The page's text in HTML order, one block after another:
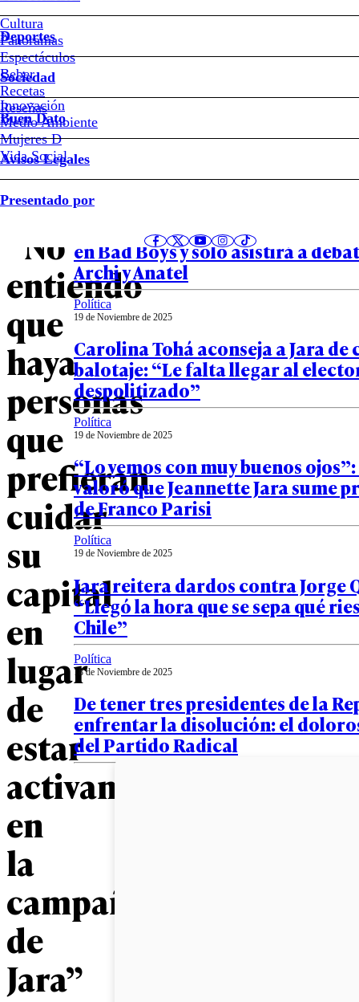
Cultura
Panoramas
Espectáculos
Beber
Recetas
Reseñas
Deportes
Sociedad
Innovación
Medio Ambiente
Mujeres D
Vida Social
Buen Dato
Avisos Legales
Presentado por
Paulina
Vodanovic,
presidenta
del
PS:
“No
entiendo
que
haya
personas
que
prefieran
cuidar
su
capital
en
lugar
de
estar
activamente
en
la
campaña
de
Jara”
Notas relacionadas
19 de Noviembre de 2025
José Antonio Kast pone en duda
en Bad Boys y solo asistirá a
Archi y Anatel
Política
19 de Noviembre de 2025
Carolina Tohá aconseja a Jara de
balotaje: “Le falta llegar al
despolitizado”
Política
19 de Noviembre de 2025
“Lo vemos con muy buenos ojos”:
valoró que Jeannette Jara sume
de Franco Parisi
Política
19 de Noviembre de 2025
Jara reitera dardos contra Jorge
“Llegó la hora que se sepa qué
Chile”
Política
18 de Noviembre de 2025
De tener tres presidentes de la
enfrentar la disolución: el
del Partido Radical